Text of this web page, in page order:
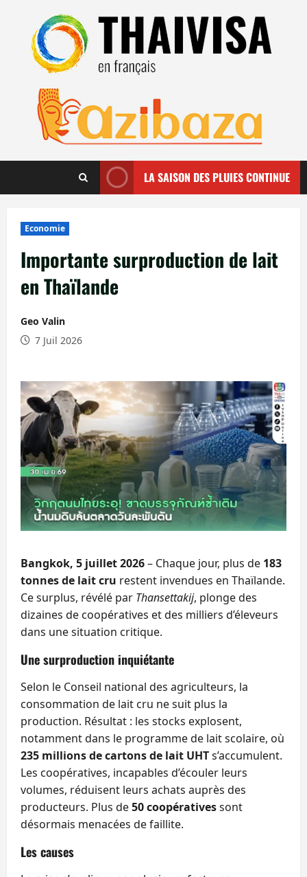
contenu
LA SAISON DES PLUIES CONTINUE
Economie
Importante surproduction de lait
en Thaïlande
Geo Valin
7 Juil 2026
Bangkok, 5 juillet 2026– Chaque jour, plus de 183
tonnes de lait cru restent invendues en Thaïlande.
Ce surplus, révélé par Thansettakij, plonge des
dizaines de coopératives et des milliers d’éleveurs
dans une situation critique.
Une surproduction inquiétante
Selon le Conseil national des agriculteurs, la
consommation de lait cru ne suit plus la
production. Résultat : les stocks explosent,
notamment dans le programme de lait scolaire, où
235 millions de cartons de lait UHTs’accumulent.
Les coopératives, incapables d’écouler leurs
volumes, réduisent leurs achats auprès des
producteurs. Plus de50 coopérativessont
désormais menacées de faillite.
Les causes